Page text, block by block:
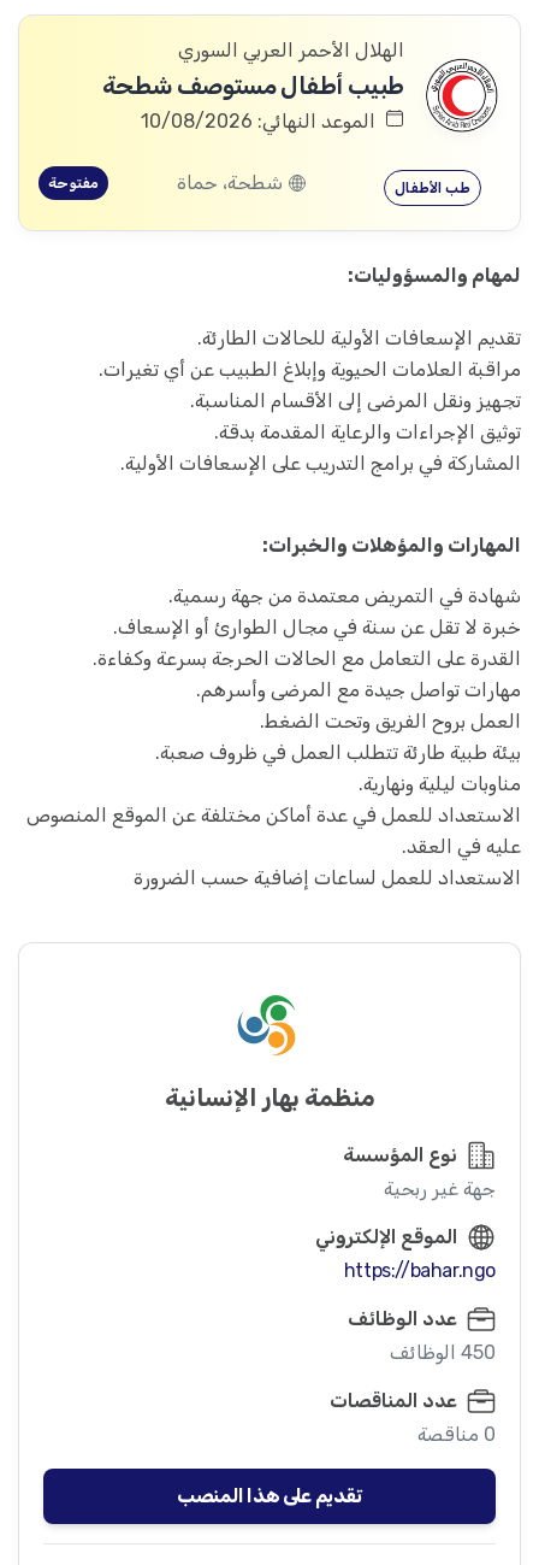
الهلال الأحمر العربي السوري
طبيب أطفال مستوصف شطحة
الموعد النهائي: 10/08/2026
طب الأطفال شطحة، حماة مفتوحة
لمهام والمسؤوليات:
تقديم الإسعافات الأولية للحالات الطارئة.
مراقبة العلامات الحيوية وإبلاغ الطبيب عن أي تغيرات.
تجهيز ونقل المرضى إلى الأقسام المناسبة.
توثيق الإجراءات والرعاية المقدمة بدقة.
المشاركة في برامج التدريب على الإسعافات الأولية.
المهارات والمؤهلات والخبرات:
شهادة في التمريض معتمدة من جهة رسمية.
خبرة لا تقل عن سنة في مجال الطوارئ أو الإسعاف.
القدرة على التعامل مع الحالات الحرجة بسرعة وكفاءة.
مهارات تواصل جيدة مع المرضى وأسرهم.
العمل بروح الفريق وتحت الضغط.
بيئة طبية طارئة تتطلب العمل في ظروف صعبة.
مناوبات ليلية ونهارية.
الاستعداد للعمل في عدة أماكن مختلفة عن الموقع المنصوص
عليه في العقد.
الاستعداد للعمل لساعات إضافية حسب الضرورة
منظمة بهار الإنسانية
نوع المؤسسة
جهة غير ربحية
الموقع الإلكتروني
https://bahar.ngo
عدد الوظائف
450 الوظائف
عدد المناقصات
0 مناقصة
تقديم على هذا المنصب